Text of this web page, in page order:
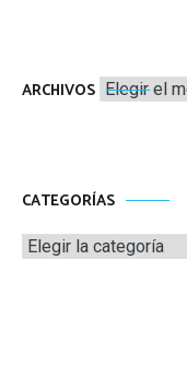
ARCHIVOS Archivos
CATEGORÍAS
Categorías